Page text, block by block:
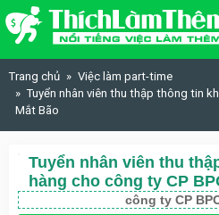
Skip to content
Trang chủ
Việc làm part-time
Tuyển nhân viên thu thập thông tin
Mắt Bão
Tuyển nhân viên thu
hàng cho công ty CP
công ty CP